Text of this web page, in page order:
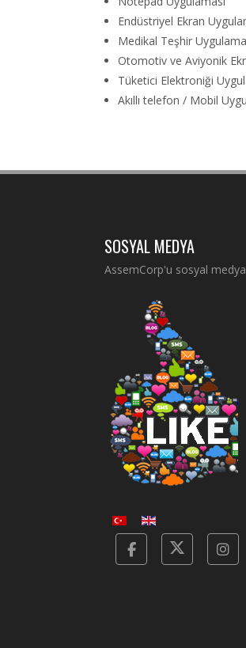
Endüstriyel Ekran
Medikal Teşhir
Otomotiv ve Aviyonik
Tüketici Elektroniği
Akıllı telefon / Mobil
SOSYAL MEDYA
AssemCorp'u sosyal
FacebookTwitter